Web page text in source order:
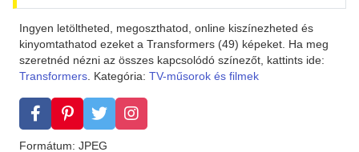
Ingyen letöltheted, megoszthatod, online kiszínezheted és
kinyomtathatod ezeket a Transformers (49) képeket. Ha meg
szeretnéd nézni az összes kapcsolódó színezőt, kattints ide:
Transformers. Kategória: TV-műsorok és filmek
Formátum: JPEG